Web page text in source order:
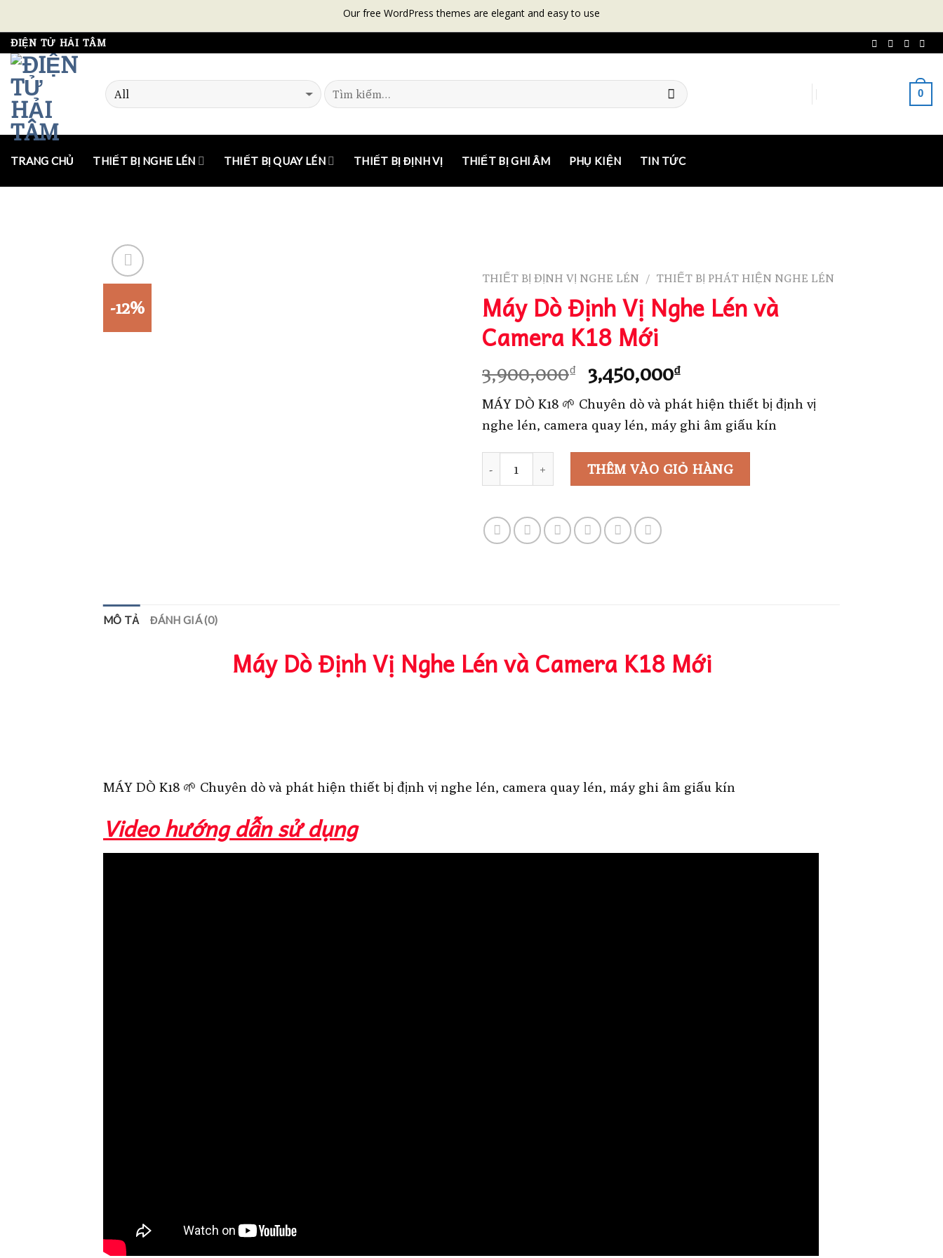
Skip
to
content
ĐIỆN TỬ HẢI TÂM
0
TRANG CHỦ THIẾT BỊ NGHE LÉN THIẾT BỊ QUAY LÉN THIẾT BỊ ĐỊNH VỊ THIẾT BỊ GHI ÂM PHỤ KIỆN TIN TỨC
-12%
THIẾT BỊ ĐỊNH VỊ NGHE LÉN / THIẾT BỊ PHÁT HIỆN NGHE LÉN
Máy Dò Định Vị Nghe Lén và
Camera K18 Mới
3,900,000₫
Giá
gốc
là:
3,900,000₫.
3,450,000₫Giá
tại
là:
3,450,000₫.
MÁY DÒ K18 🌱 Chuyên dò và phát hiện thiết bị định vị
nghe lén, camera quay lén, máy ghi âm giấu kín
THÊM VÀO GIỎ HÀNG
MÔ TẢ ĐÁNH GIÁ (0)
Máy Dò Định Vị Nghe Lén và Camera K18 Mới
MÁY DÒ K18 🌱 Chuyên dò và phát hiện thiết bị định vị nghe lén, camera quay lén, máy ghi âm giấu kín
Video hướng dẫn sử dụng
Our free WordPress themes are elegant and easy to use